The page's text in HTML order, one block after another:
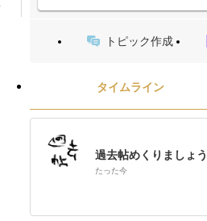
トピック作成
タイムライン
過去帖めくりましょう
たった今